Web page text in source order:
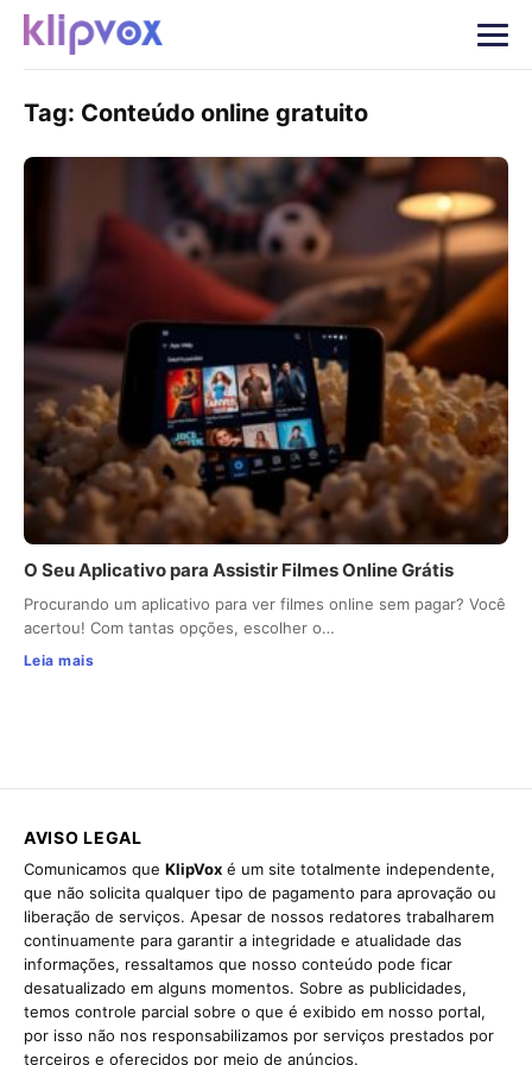
Tag: Conteúdo online gratuito
O Seu Aplicativo para Assistir Filmes Online Grátis
Procurando um aplicativo para ver filmes online sem pagar? Você
acertou! Com tantas opções, escolher o…
Leia mais
AVISO LEGAL
Comunicamos que KlipVox é um site totalmente independente,
que não solicita qualquer tipo de pagamento para aprovação ou
liberação de serviços. Apesar de nossos redatores trabalharem
continuamente para garantir a integridade e atualidade das
informações, ressaltamos que nosso conteúdo pode ficar
desatualizado em alguns momentos. Sobre as publicidades,
temos controle parcial sobre o que é exibido em nosso portal,
por isso não nos responsabilizamos por serviços prestados por
terceiros e oferecidos por meio de anúncios.